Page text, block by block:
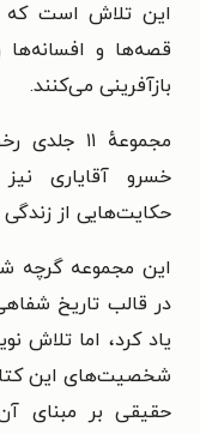
این تلاش است که
قصه‌ها و
بازآفرینی می‌کنند.
مجموعهٔ
خسرو آقایاری
حکایت‌هایی از زندگی
این مجموعه گرچه
در قالب تاریخ
یاد کرد، اما تلاش
شخصیت‌های این
حقیقی بر مبنای